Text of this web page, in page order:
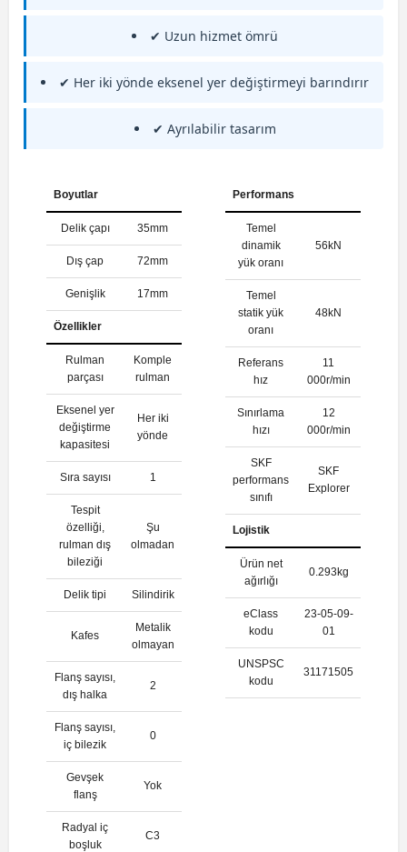
✔ Uzun hizmet ömrü
✔ Her iki yönde eksenel yer değiştirmeyi barındırır
✔ Ayrılabilir tasarım
Boyutlar
Delik çapı 35mm
Dış çap 72mm
Genişlik 17mm
Özellikler
Rulman
parçası
Komple
rulman
Eksenel yer
değiştirme
kapasitesi
Her iki
yönde
Sıra sayısı 1
Tespit
özelliği,
rulman dış
bileziği
Şu
olmadan
Delik tipi Silindirik
Kafes
Metalik
olmayan
Flanş sayısı,
dış halka
2
Flanş sayısı,
iç bilezik
0
Gevşek
flanş
Yok
Radyal iç
boşluk
C3
Performans
Temel
dinamik
yük oranı
56kN
Temel
statik yük
oranı
48kN
Referans
hız
11
000r/min
Sınırlama
hızı
12
000r/min
SKF
performans
sınıfı
SKF
Explorer
Lojistik
Ürün net
ağırlığı
0.293kg
eClass
kodu
23-05-09-
01
UNSPSC
kodu
31171505